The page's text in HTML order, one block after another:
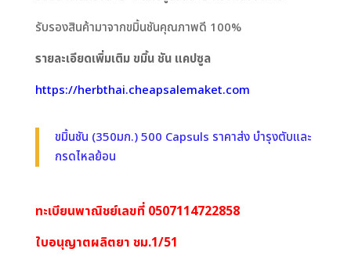
รับรองสินค้ามาจากขมิ้นชันคุณภาพดี 100%
รายละเอียดเพิ่มเติม ขมิ้น ชัน แคปซูล
https://herbthai.cheapsalemaket.com
ขมิ้นชัน (350มก.) 500 Capsuls ราคาส่ง บำรุงตับและ
กรดไหลย้อน
ทะเบียนพาณิชย์เลขที่ 0507114722858
ใบอนุญาตผลิตยา ชม.1/51